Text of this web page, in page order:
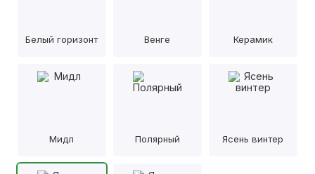
Белый горизонт Венге Керамик
Мидл Полярный Ясень винтер